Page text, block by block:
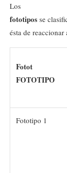
Los
fototipos se
ésta de reaccionar
Fotot
FOTOTIPO
Fototipo 1